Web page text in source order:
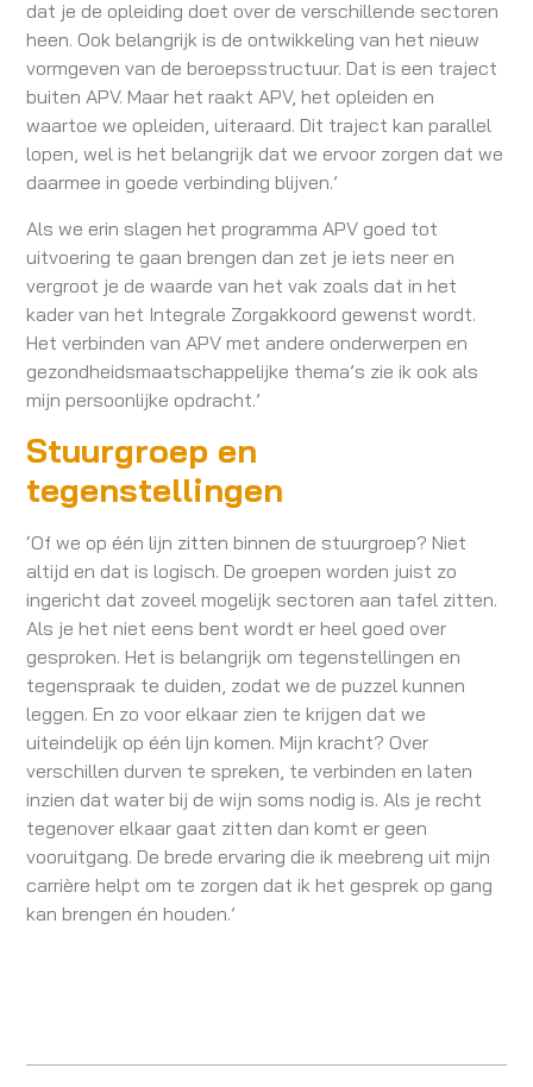
dat je de opleiding doet over de verschillende sectoren
heen. Ook belangrijk is de ontwikkeling van het nieuw
vormgeven van de beroepsstructuur. Dat is een traject
buiten APV. Maar het raakt APV, het opleiden en
waartoe we opleiden, uiteraard. Dit traject kan parallel
lopen, wel is het belangrijk dat we ervoor zorgen dat we
daarmee in goede verbinding blijven.’
Als we erin slagen het programma APV goed tot
uitvoering te gaan brengen dan zet je iets neer en
vergroot je de waarde van het vak zoals dat in het
kader van het Integrale Zorgakkoord gewenst wordt.
Het verbinden van APV met andere onderwerpen en
gezondheidsmaatschappelijke thema’s zie ik ook als
mijn persoonlijke opdracht.’
Stuurgroep en
tegenstellingen
‘Of we op één lijn zitten binnen de stuurgroep? Niet
altijd en dat is logisch. De groepen worden juist zo
ingericht dat zoveel mogelijk sectoren aan tafel zitten.
Als je het niet eens bent wordt er heel goed over
gesproken. Het is belangrijk om tegenstellingen en
tegenspraak te duiden, zodat we de puzzel kunnen
leggen. En zo voor elkaar zien te krijgen dat we
uiteindelijk op één lijn komen. Mijn kracht? Over
verschillen durven te spreken, te verbinden en laten
inzien dat water bij de wijn soms nodig is. Als je recht
tegenover elkaar gaat zitten dan komt er geen
vooruitgang. De brede ervaring die ik meebreng uit mijn
carrière helpt om te zorgen dat ik het gesprek op gang
kan brengen én houden.’